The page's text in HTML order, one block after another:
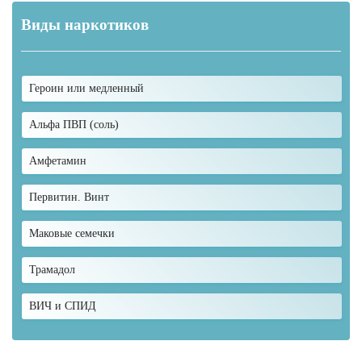
Виды наркотиков
Героин или медленный
Альфа ПВП (соль)
Амфетамин
Первитин. Винт
Маковые семечки
Трамадол
ВИЧ и СПИД